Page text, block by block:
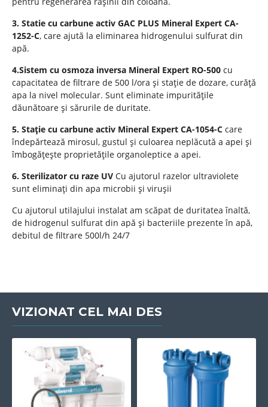
3. Statie cu carbune activ GAC PLUS Mineral Expert CA-
1252-C, care ajută la eliminarea hidrogenului sulfurat din
apă.
4.Sistem cu osmoza inversa Mineral Expert RO-500 cu
capacitatea de filtrare de 500 l/ora și stație de dozare, curăță
apa la nivel molecular. Sunt eliminate impuritățile
dăunătoare și sărurile de duritate.
5. Stație cu carbune activ Mineral Expert CA-1054-C care
îndepărtează mirosul, gustul și culoarea neplăcută a apei și
îmbogățește proprietățile organoleptice a apei.
6. Sterilizator cu raze UV
sunt eliminați din apa microbii și virușii
Cu ajutorul utilajului instalat am scăpat de duritatea înaltă,
de hidrogenul sulfurat din apă și bacteriile prezente în apă,
debitul de filtrare 500l/h 24/7
VIZIONAT CEL MAI DES